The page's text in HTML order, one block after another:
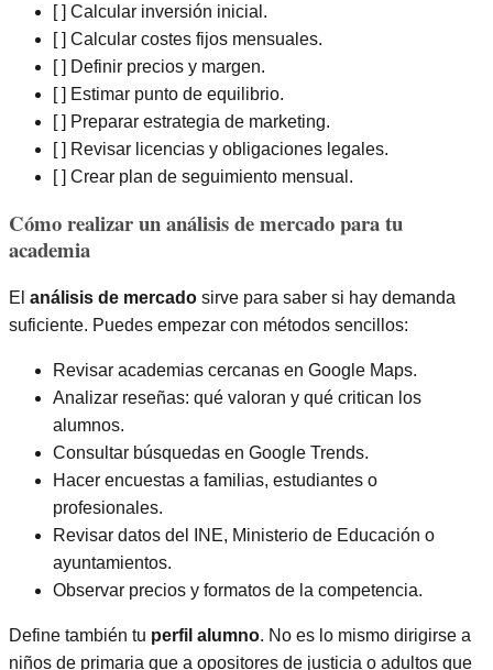
[ ] Calcular inversión inicial.
[ ] Calcular costes fijos mensuales.
[ ] Definir precios y margen.
[ ] Estimar punto de equilibrio.
[ ] Preparar estrategia de marketing.
[ ] Revisar licencias y obligaciones legales.
[ ] Crear plan de seguimiento mensual.
Cómo realizar un análisis de mercado para tu
academia
El análisis de mercado sirve para saber si hay demanda
suficiente. Puedes empezar con métodos sencillos:
Revisar academias cercanas en Google Maps.
Analizar reseñas: qué valoran y qué critican los
alumnos.
Consultar búsquedas en Google Trends.
Hacer encuestas a familias, estudiantes o
profesionales.
Revisar datos del INE, Ministerio de Educación o
ayuntamientos.
Observar precios y formatos de la competencia.
Define también tu perfil alumno. No es lo mismo dirigirse a
niños de primaria que a opositores de justicia o adultos que